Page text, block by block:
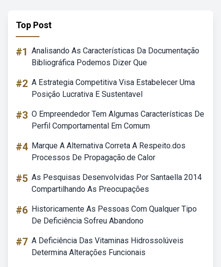
Top Post
#1 Analisando As Características Da Documentação
Bibliográfica Podemos Dizer Que
#2 A Estrategia Competitiva Visa Estabelecer Uma
Posição Lucrativa E Sustentavel
#3 O Empreendedor Tem Algumas Características De
Perfil Comportamental Em Comum
#4 Marque A Alternativa Correta A Respeito.dos
Processos De Propagação.de Calor
#5 As Pesquisas Desenvolvidas Por Santaella 2014
Compartilhando As Preocupações
#6 Historicamente As Pessoas Com Qualquer Tipo
De Deficiência Sofreu Abandono
#7 A Deficiência Das Vitaminas Hidrossolúveis
Determina Alterações Funcionais